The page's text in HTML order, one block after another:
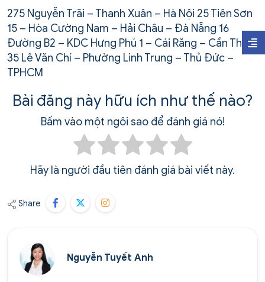
275 Nguyễn Trãi – Thanh Xuân – Hà Nội 25 Tiên Sơn
15 – Hòa Cường Nam – Hải Châu – Đà Nẵng 16
Đường B2 – KDC Hưng Phú 1 – Cái Răng – Cần Thơ
35 Lê Văn Chí – Phường Linh Trung – Thủ Đức –
TPHCM
Bài đăng này hữu ích như thế nào?
Bấm vào một ngôi sao để đánh giá nó!
Hãy là người đầu tiên đánh giá bài viết này.
Share
Nguyễn Tuyết Anh